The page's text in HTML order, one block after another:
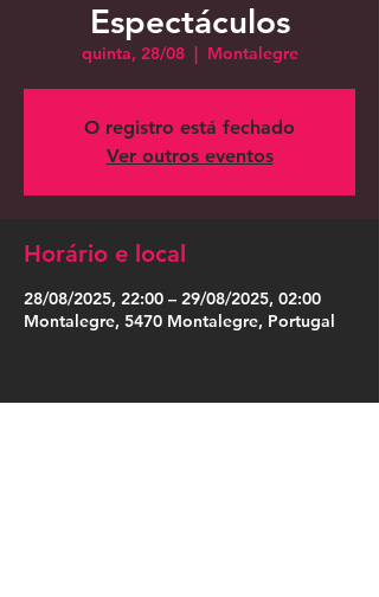
Espectáculos
quinta, 28/08
  |
Montalegre
O registro está fechado
Ver outros eventos
Horário e local
28/08/2025, 22:00 – 29/08/2025, 02:00
Montalegre, 5470 Montalegre, Portugal